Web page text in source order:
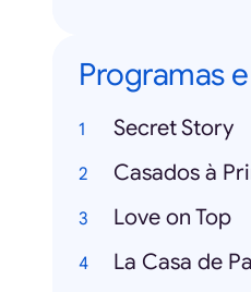
Programas
Secret Story
Casados à
Love on Top
La Casa de